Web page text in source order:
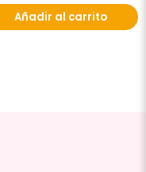
Añadir al carrito